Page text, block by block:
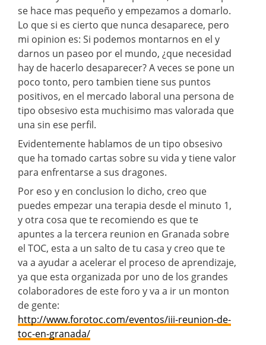
se hace mas pequeño y empezamos a domarlo.
Lo que si es cierto que nunca desaparece, pero
mi opinion es: Si podemos montarnos en el y
darnos un paseo por el mundo, ¿que necesidad
hay de hacerlo desaparecer? A veces se pone un
poco tonto, pero tambien tiene sus puntos
positivos, en el mercado laboral una persona de
tipo obsesivo esta muchisimo mas valorada que
una sin ese perfil.
Evidentemente hablamos de un tipo obsesivo
que ha tomado cartas sobre su vida y tiene valor
para enfrentarse a sus dragones.
Por eso y en conclusion lo dicho, creo que
puedes empezar una terapia desde el minuto 1,
y otra cosa que te recomiendo es que te
apuntes a la tercera reunion en Granada sobre
el TOC, esta a un salto de tu casa y creo que te
va a ayudar a acelerar el proceso de aprendizaje,
ya que esta organizada por uno de los grandes
colaboradores de este foro y va a ir un monton
de gente:
http://www.forotoc.com/eventos/iii-reunion-de-
toc-en-granada/